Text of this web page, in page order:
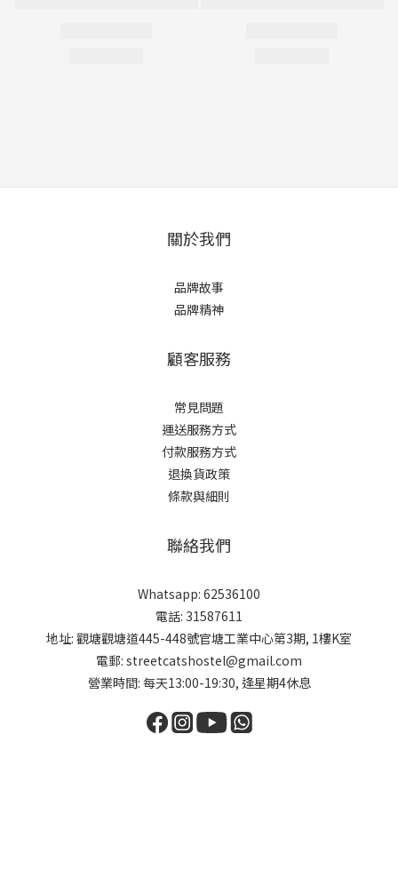
關於我們
品牌故事
品牌精神
顧客服務
常見問題
運送服務方式
付款服務方式
退換貨政策
條款與細則
聯絡我們
Whatsapp: 62536100
電話: 31587611
地址: 觀塘觀塘道445-448號官塘工業中心第3期, 1樓K室
電郵: streetcatshostel@gmail.com
營業時間: 每天13:00-19:30, 逢星期4休息